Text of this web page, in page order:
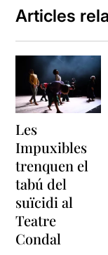
Articles
Les
Impuxibles
trenquen el
tabú del
suïcidi al
Teatre
Condal